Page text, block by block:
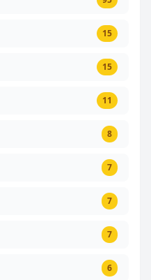
15
15
11
8
7
7
7
6